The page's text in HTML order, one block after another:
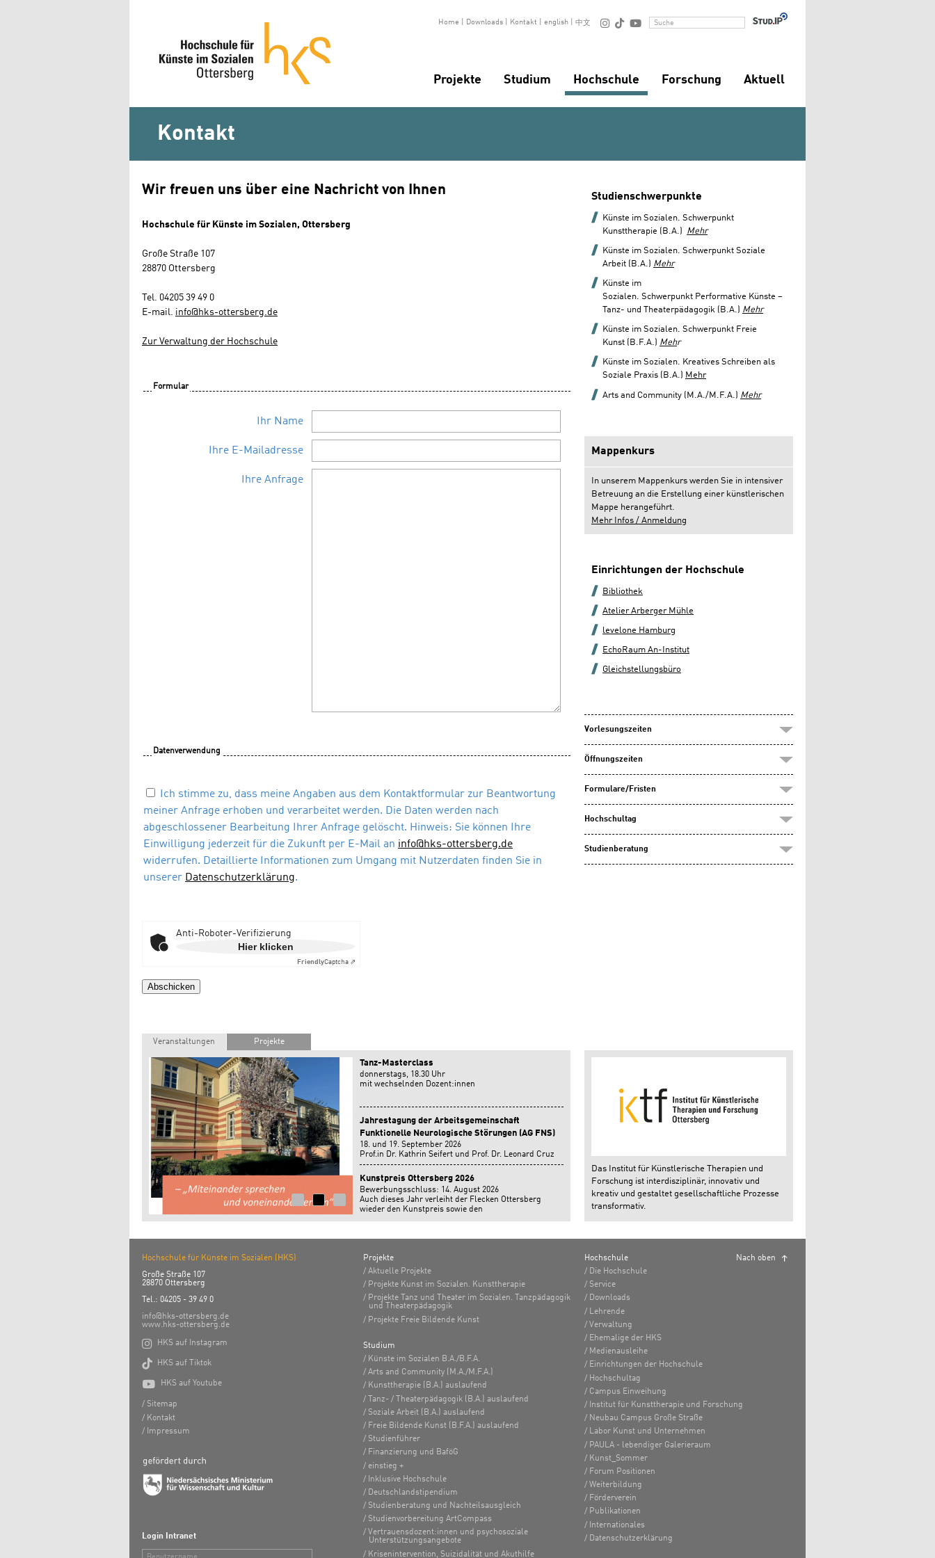
Home Downloads Kontakt english 中文    Suche
Projekte Studium Hochschule Forschung Aktuell
Kontakt
Wir freuen uns über eine Nachricht von Ihnen
Hochschule für Künste im Sozialen, Ottersberg
Große Straße 107
28870 Ottersberg
Tel. 04205 39 49 0
E-mail. info@hks-ottersberg.de
Zur Verwaltung der Hochschule
Formular
Ihr Name
Ihre E-Mailadresse
Ihre Anfrage
Datenverwendung
Ich stimme zu, dass meine Angaben aus dem Kontaktformular zur Beantwortung
meiner Anfrage erhoben und verarbeitet werden. Die Daten werden nach
abgeschlossener Bearbeitung Ihrer Anfrage gelöscht. Hinweis: Sie können Ihre
Einwilligung jederzeit für die Zukunft per E-Mail an info@hks-ottersberg.de
widerrufen. Detaillierte Informationen zum Umgang mit Nutzerdaten finden Sie in
unserer Datenschutzerklärung.
Anti-Roboter-Verifizierung
Hier klicken
FriendlyCaptcha ⇗
Studienschwerpunkte
Künste im Sozialen. Schwerpunkt
Kunsttherapie (B.A.) Mehr
Künste im Sozialen. Schwerpunkt Soziale
Arbeit (B.A.) Mehr
Künste im
Sozialen. Schwerpunkt Performative Künste –
Tanz- und Theaterpädagogik (B.A.) Mehr
Künste im Sozialen. Schwerpunkt Freie
Kunst (B.F.A.) Mehr
Künste im Sozialen. Kreatives Schreiben als
Soziale Praxis (B.A.) Mehr
Arts and Community (M.A./M.F.A.) Mehr
Mappenkurs
In unserem Mappenkurs werden Sie in intensiver
Betreuung an die Erstellung einer künstlerischen
Mappe herangeführt.
Mehr Infos / Anmeldung
Einrichtungen der Hochschule
Bibliothek
Atelier Arberger Mühle
levelone Hamburg
EchoRaum An-Institut
Gleichstellungsbüro
Vorlesungszeiten
Öffnungszeiten
Formulare/Fristen
Hochschultag
Studienberatung
Veranstaltungen Projekte
Tanz-Masterclass
donnerstags, 18.30 Uhr
mit wechselnden Dozent:innen
Jahrestagung der Arbeitsgemeinschaft
Funktionelle Neurologische Störungen (AG FNS)
18. und 19. September 2026
Prof.in Dr. Kathrin Seifert und Prof. Dr. Leonard Cruz
geben einen Workshop auf der Jahrestagung der
Arbeitsgemeinschaft Funktionelle Neurologische
Störungen in Bonn.
Kunstpreis Ottersberg 2026
Bewerbungsschluss: 14. August 2026
Auch dieses Jahr verleiht der Flecken Ottersberg
wieder den Kunstpreis sowie den
Das Institut für Künstlerische Therapien und
Forschung ist interdisziplinär, innovativ und
kreativ und gestaltet gesellschaftliche Prozesse
transformativ.
Hochschule für Künste im Sozialen (HKS)
Große Straße 107
28870 Ottersberg
Tel.: 04205 - 39 49 0
info@hks-ottersberg.de
www.hks-ottersberg.de
 HKS auf Instagram
 HKS auf Tiktok
 HKS auf Youtube
Sitemap
Kontakt
Impressum
Login Intranet
Projekte
Aktuelle Projekte
Projekte Kunst im Sozialen. Kunsttherapie
Projekte Tanz und Theater im Sozialen. Tanzpädagogik
und Theaterpädagogik
Projekte Freie Bildende Kunst
Studium
Künste im Sozialen B.A./B.F.A.
Arts and Community (M.A./M.F.A.)
Kunsttherapie (B.A.) auslaufend
Tanz- / Theaterpädagogik (B.A.) auslaufend
Soziale Arbeit (B.A.) auslaufend
Freie Bildende Kunst (B.F.A.) auslaufend
Studienführer
Finanzierung und BaföG
einstieg +
Inklusive Hochschule
Deutschlandstipendium
Studienberatung und Nachteilsausgleich
Studienvorbereitung ArtCompass
Vertrauensdozent:innen und psychosoziale
Unterstützungsangebote
Krisenintervention, Suizidalität und Akuthilfe
Hochschule
Die Hochschule
Service
Downloads
Lehrende
Verwaltung
Ehemalige der HKS
Medienausleihe
Einrichtungen der Hochschule
Hochschultag
Campus Einweihung
Institut für Kunsttherapie und Forschung
Neubau Campus Große Straße
Labor Kunst und Unternehmen
PAULA - lebendiger Galerieraum
Kunst_Sommer
Forum Positionen
Weiterbildung
Förderverein
Publikationen
Internationales
Datenschutzerklärung
Nach oben